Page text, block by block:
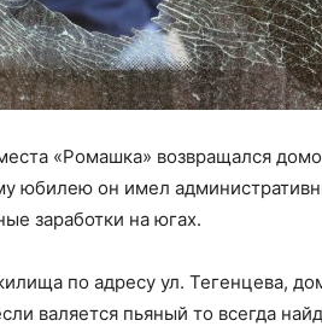
«Ромашка» возвращался
юбилею он имел
заработки на югах.
по адресу ул. Тегенцева,
валяется пьяный то всегда